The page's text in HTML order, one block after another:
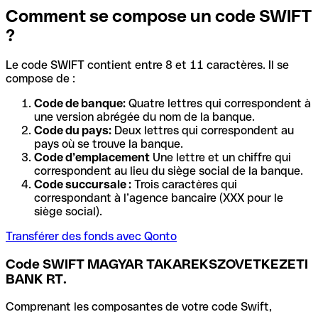
Comment se compose un code SWIFT
?
Le code SWIFT contient entre 8 et 11 caractères. Il se
compose de :
Code de banque: Quatre lettres qui correspondent à
une version abrégée du nom de la banque.
Code du pays: Deux lettres qui correspondent au
pays où se trouve la banque.
Code d’emplacement Une lettre et un chiffre qui
correspondent au lieu du siège social de la banque.
Code succursale : Trois caractères qui
correspondant à l’agence bancaire (XXX pour le
siège social).
Transférer des fonds avec Qonto
Code SWIFT MAGYAR TAKAREKSZOVETKEZETI
BANK RT.
Comprenant les composantes de votre code Swift,